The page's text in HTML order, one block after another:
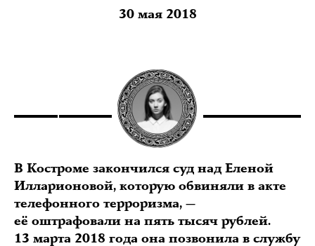
30 мая 2018
В Костроме закончился суд над Еленой
Илларионовой, которую обвиняли в акте
телефонного терроризма, —
её оштрафовали на пять тысяч рублей.
13 марта 2018 года она позвонила в службу